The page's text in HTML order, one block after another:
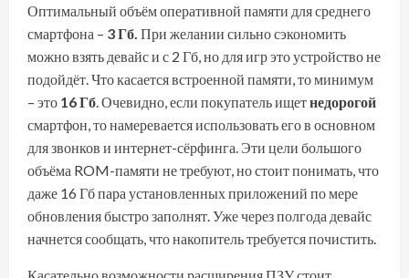
Оптимальный объём оперативной памяти для среднего
смартфона – 3 Гб. При желании сильно сэкономить
можно взять девайс и с 2 Гб, но для игр это устройство не
подойдёт. Что касается встроенной памяти, то минимум
– это 16 Гб . Очевидно, если покупатель ищетнедорогой
смартфон, то намеревается использовать его в основном
для звонков и интернет-сёрфинга. Эти цели большого
объёма ROM-памяти не требуют, но стоит понимать, что
даже 16 Гб пара установленных приложений по мере
обновления быстро заполнят. Уже через полгода девайс
начнется сообщать, что накопитель требуется почистить.